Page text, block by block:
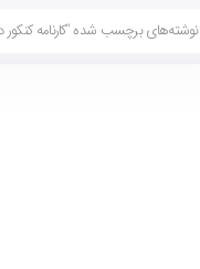
نوشته‌های برچسب شده “کارنامه کنکور